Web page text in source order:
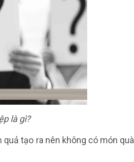
là gì?
tạo ra nên không có món quà